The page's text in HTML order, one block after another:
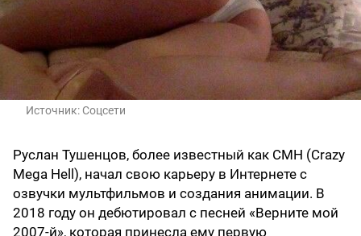
Источник: Соцсети
Руслан Тушенцов, более известный как CMH (Crazy
Mega Hell), начал свою карьеру в Интернете с
озвучки мультфильмов и создания анимации. В
2018 году он дебютировал с песней «Верните мой
2007-й», которая принесла ему первую